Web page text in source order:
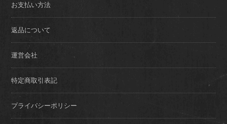
お支払い方法
返品について
運営会社
特定商取引表記
プライバシーポリシー